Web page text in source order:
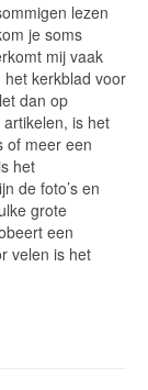
lezen
je soms
mij vaak
kerkblad voor
dan op
is het
of meer een
het
de foto’s en
grote
een
velen is het